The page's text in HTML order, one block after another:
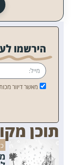
הירשמו
מאשר דיוור
תוכן